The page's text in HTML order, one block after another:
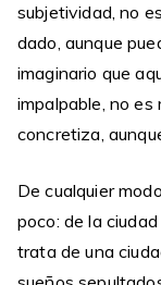
subjetividad, no
dado, aunque
imaginario que
impalpable, no es
concretiza,
De cualquier
poco: de la
trata de una